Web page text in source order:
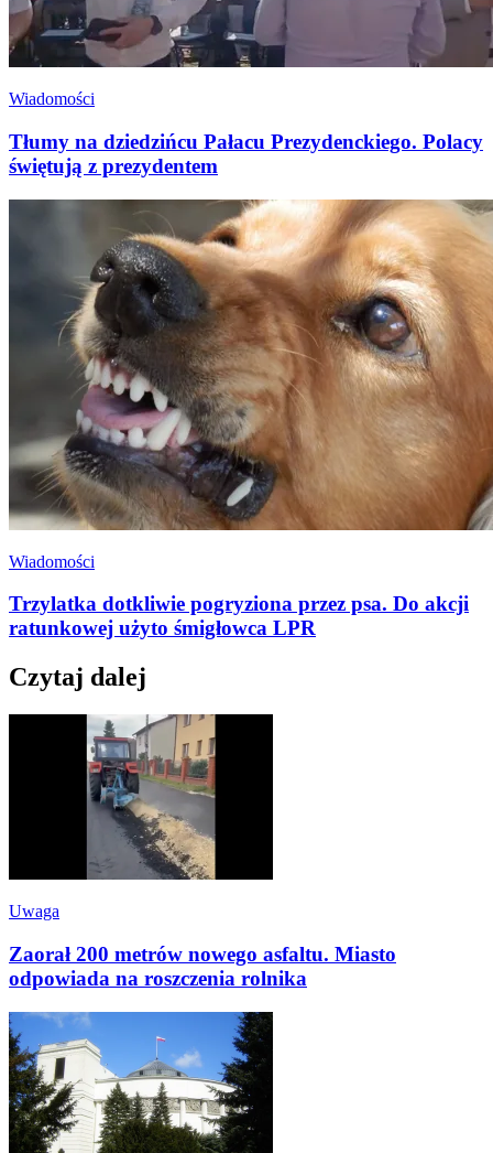
Wiadomości
Tłumy na dziedzińcu Pałacu Prezydenckiego. Polacy
świętują z prezydentem
Wiadomości
Trzylatka dotkliwie pogryziona przez psa. Do akcji
ratunkowej użyto śmigłowca LPR
Czytaj dalej
Uwaga
Zaorał 200 metrów nowego asfaltu. Miasto
odpowiada na roszczenia rolnika